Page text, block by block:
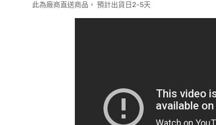
此為廠商直送商品， 預計出貨日2-5天